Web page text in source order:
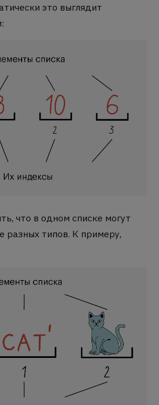
это выглядит
что в одном списке могут
разных типов. К примеру,